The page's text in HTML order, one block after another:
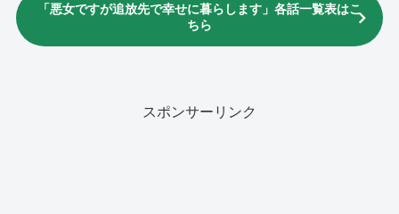
「悪女ですが追放先で幸せに暮らします」各話一覧表はこ
ちら
スポンサーリンク